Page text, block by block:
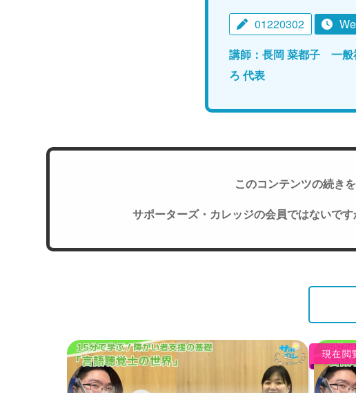
01220302
講師：長岡 菜都子 一般
ろ 代表
このコンテンツの続き
サポーターズ・カレッジの会員ではないで
現在閲